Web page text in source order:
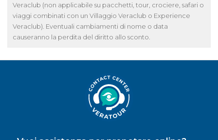
Veraclub (non applicabile su pacchetti, tour, crociere, safari o
viaggi combinati con un Villaggio Veraclub o Experience
Veraclub). Eventuali cambiamenti di nome o data
causeranno la perdita del diritto allo sconto.